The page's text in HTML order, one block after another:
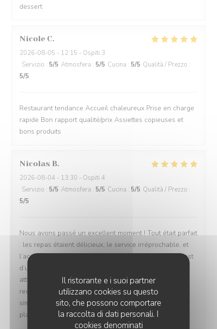
Il ristorante e i suoi partner
utilizzano cookies su questo
sito, che possono comportare
la raccolta di dati personali. I
cookies denominati
dessert
Nicole C
2026-08-05 - 12:15 - Ospiti 3
Servizio : 5/5 Atmosfera : 5/5 Cucina : 5/5 Qualità / Prezzo :
5/5
Restaurant tendance Accueil chaleureux Prise en charge
rapide Bon rapport qualité/prix Assiettes copieuses et
bons produits
Nicolas B
2026-08-04 - 13:30 - Ospiti 4
Servizio : 5/5 Atmosfera : 5/5 Cucina : 5/5 Qualità / Prezzo :
5/5
Nous avons passé un excellent moment ! Tout était parfait
: les repas étaient délicieux, le service irréprochable, et
l’accueil d’une chaleur exceptionnelle. Toute l’équipe est
d’une grande gentillesse, avec de nombreuses petites
attentions qui font vraiment la différence. Nous
recommandons cet établissement à 100 % ! C’est tout
simplement topissime. Nous reviendrons avec grand
plaisir !